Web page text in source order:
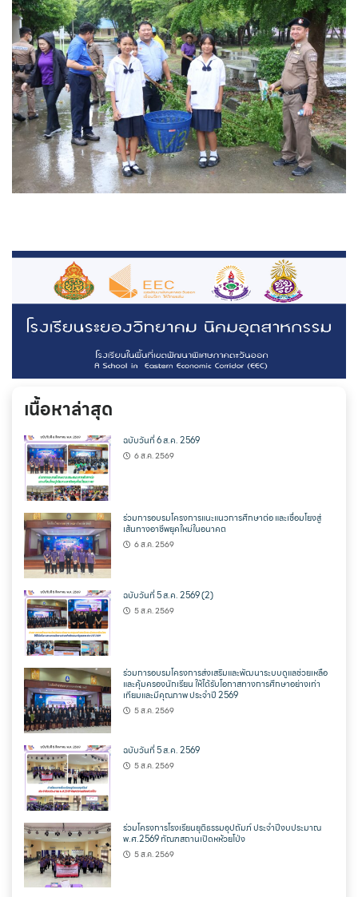
เนื้อหาล่าสุด
ฉบับวันที่ 6 ส.ค. 2569
6 ส.ค. 2569
ร่วมการอบรมโครงการแนะแนวการศึกษาต่อ และเชื่อมโยงสู่
เส้นทางอาชีพยุคใหม่ในอนาคต
6 ส.ค. 2569
ฉบับวันที่ 5 ส.ค. 2569 (2)
5 ส.ค. 2569
ร่วมการอบรมโครงการส่งเสริมและพัฒนาระบบดูแลช่วยเหลือ
และคุ้มครองนักเรียน ให้ได้รับโอกาสทางการศึกษาอย่างเท่า
เทียมและมีคุณภาพ ประจำปี 2569
5 ส.ค. 2569
ฉบับวันที่ 5 ส.ค. 2569
5 ส.ค. 2569
ร่วมโครงการโรงเรียนยุติธรรมอุปถัมภ์ ประจำปีงบประมาณ
พ.ศ.2569 ทัณฑสถานเปิดหห้วยโป่ง
5 ส.ค. 2569